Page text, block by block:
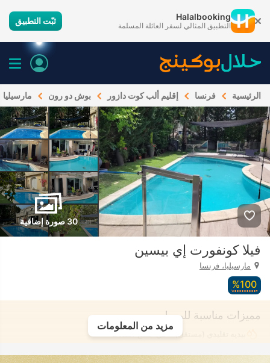
Halalbooking
التطبيق المثالي لسفر العائلة المسلمة ثبّت التطبيق
الرئيسية فرنسا إقليم ألب كوت دازور بوش دو رون مارسيليا
30 صورة إضافية
فيلا كونفورت إي بيسين
مارسيليا، فرنسا
100‏%
مميزات مناسبة للمسلمين
بيديه تقليدي (مستقل) • في جميع الفيلات
مزيد من المعلومات